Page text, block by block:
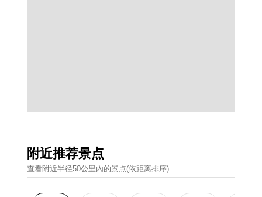
附近推荐景点
查看附近半径50公里內的景点(依距离排序)